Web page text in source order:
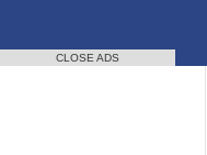
CLOSE ADS